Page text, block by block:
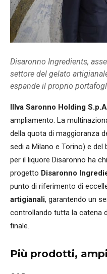
Disaronno Ingredients,
settore del gelato
espande il proprio
Illva Saronno Holding
ampliamento. La
della quota di maggioranza
sedi a Milano e Torino) e del
per il liquore Disaronno ha
progetto Disaronno
punto di riferimento di
artigianali, garantendo un
controllando tutta la catena
finale.
Più prodotti,